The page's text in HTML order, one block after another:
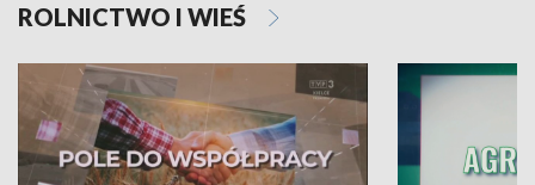
ROLNICTWO I WIEŚ